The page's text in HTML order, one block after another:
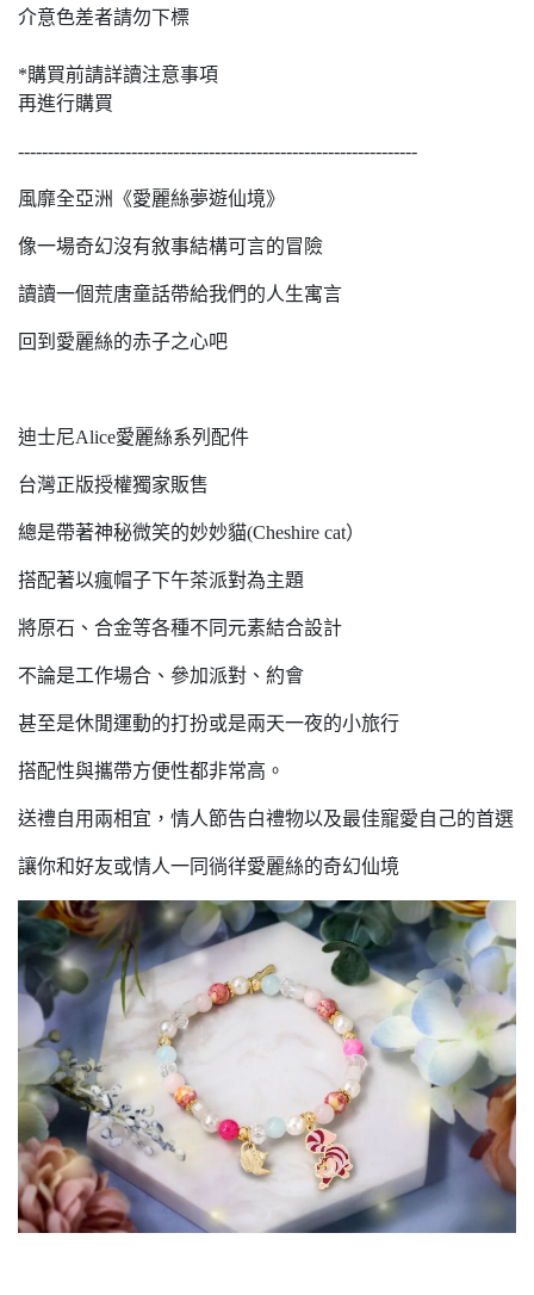
介意色差者請勿下標
*購買前請詳讀注意事項
再進行購買
-------------------------------------------------------------------
風靡全亞洲《愛麗絲夢遊仙境》
像一場奇幻沒有敘事結構可言的冒險
讀讀一個荒唐童話帶給我們的人生寓言
回到愛麗絲的赤子之心吧
迪士尼Alice愛麗絲系列配件
台灣正版授權獨家販售
總是帶著神秘微笑的妙妙貓(Cheshire cat）
搭配著以瘋帽子下午茶派對為主題
將原石、合金等各種不同元素結合設計
不論是工作場合、參加派對、約會
甚至是休閒運動的打扮或是兩天一夜的小旅行
搭配性與攜帶方便性都非常高。
送禮自用兩相宜，情人節告白禮物以及最佳寵愛自己的首選
讓你和好友或情人一同徜徉愛麗絲的奇幻仙境